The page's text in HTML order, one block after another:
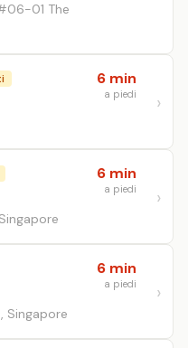
01 The
6 min
a piedi
6 min
a piedi
Singapore
6 min
a piedi